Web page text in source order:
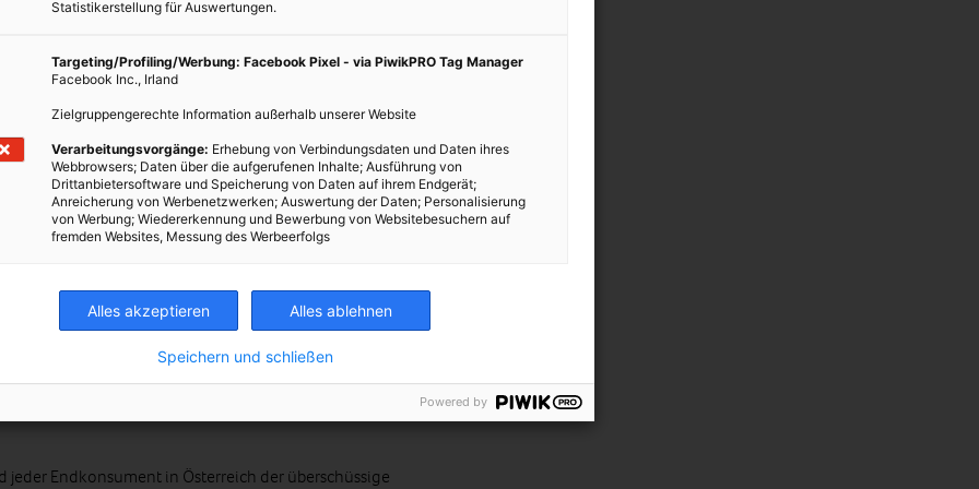
eine Vielzahl an großen Herausforderungen für unseren
gibt es neue Meldungen, die uns alle oft überfordern und
was jede/r Einzelne tun kann um dem entgegenzusteuern. Die
dabei eine sehr große Herausforderung dar. Daher haben
eine Möglichkeit zu geben einen Beitrag zu leisten dieses
Stück weit unserer Umwelt zu helfen. MitToo Good To Go
mithelfen CO2 einzusparen und Lebensmittel vor einem
Too Good To Gogenau?
die es Betrieben wie Bäckereien, Restaurants, Cafés, Hotels und
Essen zu einem vergünstigten Preis an Selbstabholer
und CO2 Emissionen reduziert. Eine Win-Win-Win-
Endkonsument in Österreich der überschüssige
Statistikerstellung für Auswertungen.
Targeting/Profiling/Werbung: Facebook Pixel - via PiwikPRO Tag Manager
Facebook Inc., Irland
Zielgruppengerechte Information außerhalb unserer Website
Verarbeitungsvorgänge: Erhebung von Verbindungsdaten und Daten ihres
Webbrowsers; Daten über die aufgerufenen Inhalte; Ausführung von
Drittanbietersoftware und Speicherung von Daten auf ihrem Endgerät;
Anreicherung von Werbenetzwerken; Auswertung der Daten; Personalisierung
von Werbung; Wiedererkennung und Bewerbung von Websitebesuchern auf
fremden Websites, Messung des Werbeerfolgs
Alles akzeptieren Alles ablehnen
Speichern und schließen
Powered by